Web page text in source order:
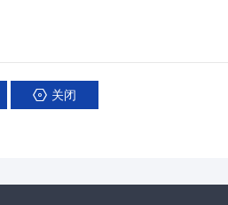
关闭